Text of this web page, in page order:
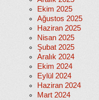
Ekim 2025
Ağustos 2025
Haziran 2025
Nisan 2025
Şubat 2025
Aralık 2024
Ekim 2024
Eylül 2024
Haziran 2024
Mart 2024